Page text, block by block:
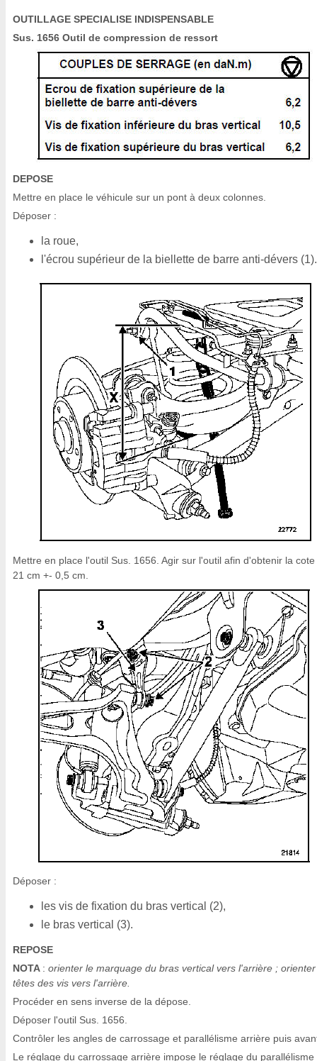
OUTILLAGE SPECIALISE INDISPENSABLE
Sus. 1656 Outil de compression de ressort
DEPOSE
Mettre en place le véhicule sur un pont à deux colonnes.
Déposer :
la roue,
l'écrou supérieur de la biellette de barre anti-dévers (1).
Mettre en place l'outil Sus. 1656. Agir sur l'outil afin d'obtenir la cote
21 cm +- 0,5 cm.
Déposer :
les vis de fixation du bras vertical (2),
le bras vertical (3).
REPOSE
NOTA : orienter le marquage du bras vertical vers l'arrière ;
têtes des vis vers l'arrière.
Procéder en sens inverse de la dépose.
Déposer l'outil Sus. 1656.
Contrôler les angles de carrossage et parallélisme arrière puis
Le réglage du carrossage arrière impose le réglage du parallélisme